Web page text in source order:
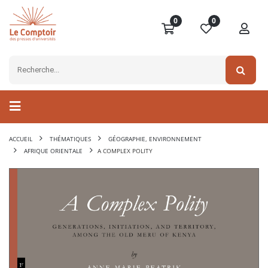
0 0
ACCUEIL THÉMATIQUES
GÉOGRAPHIE, ENVIRONNEMENT
AFRIQUE ORIENTALE
A COMPLEX POLITY